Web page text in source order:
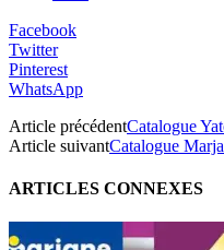
Facebook
Twitter
Pinterest
WhatsApp
Article précédentCatalogue
Article suivantCatalogue
ARTICLES CONNEXES